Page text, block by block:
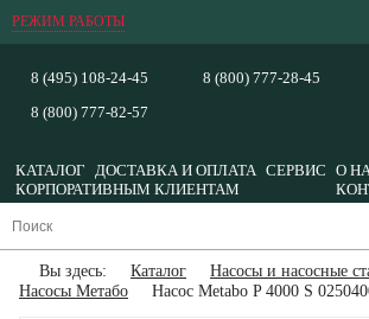
РЕЖИМ РАБОТЫ
8 (495) 108-24-45
8 (800) 777-82-57
8 (800) 777-28-45
КАТАЛОГ ДОСТАВКА И ОПЛАТА СЕРВИС О
КОРПОРАТИВНЫМ КЛИЕНТАМ
Вы здесь: Каталог
Насосы и насосные
Насосы Метабо
Насос Metabo P 4000 S